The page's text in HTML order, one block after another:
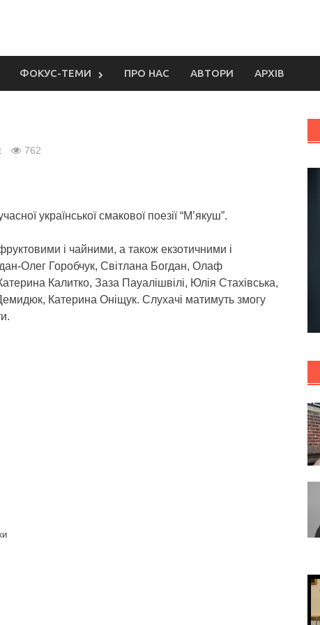
ФОКУС-ТЕМИ ПРО НАС АВТОРИ АРХІВ
762
української смакової поезії “М’якуш”.
і чайними, а також екзотичними і
Олег Горобчук, Світлана Богдан, Олаф
Калитко, Заза Пауалішвілі, Юлія Стахівська,
Катерина Оніщук. Слухачі матимуть змогу